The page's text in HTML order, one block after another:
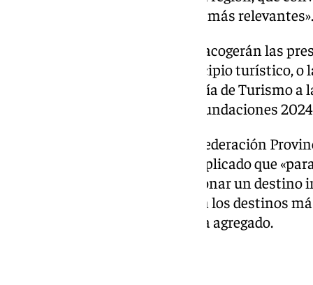
que acogerá las presentaciones más relevantes».
Ha detallado que las salas 1 y 2 acogerán las
Castril, recién nombrado municipio turístico, o
Valle de Lecrín, Premio Andalucía de Turismo
Instituciones, Asociaciones y Fundaciones
Por último, el presidente de la Federación
Turismo, Gregorio García, ha explicado que
nueva oportunidad de promocionar un destino
Somos capaces de competir con los destinos
haciéndolo al máximo nivel», ha agregado.